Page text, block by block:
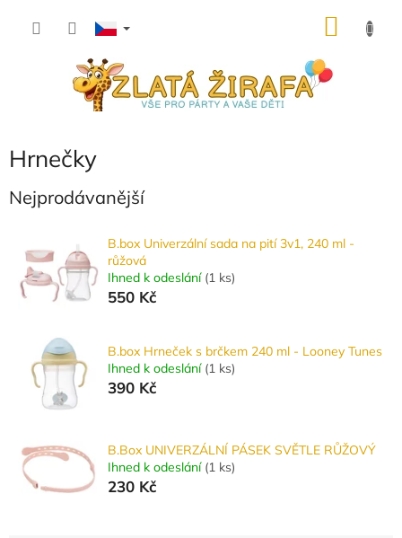
Hrnečky
Nejprodávanější
B.box Univerzální sada na pití 3v1, 240 ml -
růžová
Ihned k odeslání (1 ks)
550 Kč
B.box Hrneček s brčkem 240 ml - Looney Tunes
Ihned k odeslání (1 ks)
390 Kč
B.Box UNIVERZÁLNÍ PÁSEK SVĚTLE RŮŽOVÝ
Ihned k odeslání (1 ks)
230 Kč